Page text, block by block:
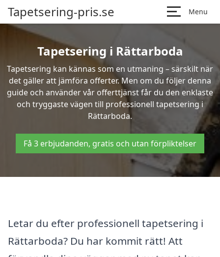
Tapetsering-pris.se Menu
Tapetsering i Rättarboda
Tapetsering kan kännas som en utmaning – särskilt när
det gäller att jämföra offerter. Men om du följer denna
guide och använder vår offerttjänst får du den enklaste
och tryggaste vägen till professionell tapetsering i
Rättarboda.
Få 3 erbjudanden, gratis och utan förpliktelser
Letar du efter professionell tapetsering i
Rättarboda? Du har kommit rätt! Att